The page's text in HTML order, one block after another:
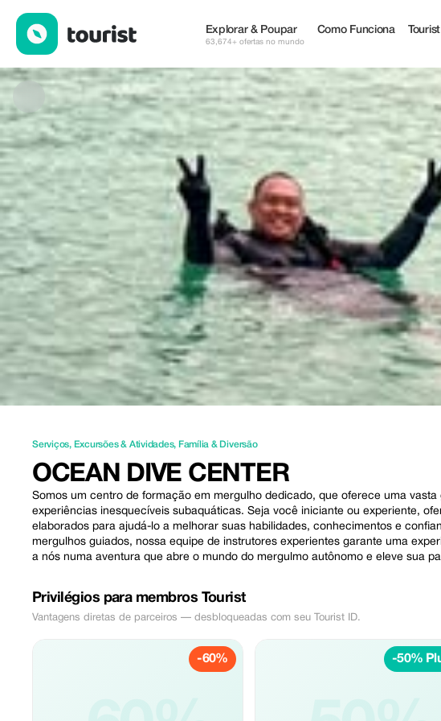
Explorar & Poupar
63,674+ ofertas no mundo
Como Funciona
Serviços, Excursões & Atividades, Família & Diversão
OCEAN DIVE CENTER
Somos um centro de formação em mergulho dedicado, que oferece uma
experiências inesquecíveis subaquáticas. Seja você iniciante ou experiente,
elaborados para ajudá-lo a melhorar suas habilidades, conhecimentos e
mergulhos guiados, nossa equipe de instrutores experientes garante uma
a nós numa aventura que abre o mundo do mergulmo autônomo e eleve sua
Privilégios para membros Tourist
Vantagens diretas de parceiros — desbloqueadas com seu Tourist ID.
-60% -50%